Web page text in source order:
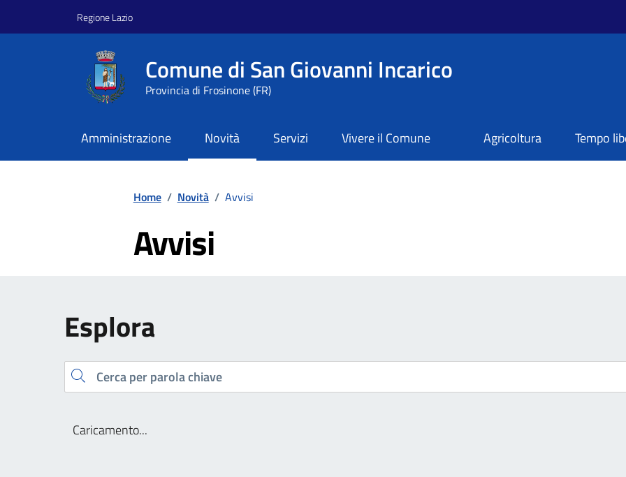
Regione Lazio
Comune di San Giovanni Incarico
Provincia di Frosinone (FR)
Amministrazione Novità Servizi Vivere il Comune Agricoltura Tempo
Home / Novità / Avvisi
Avvisi
Esplora
Cerca
Caricamento...